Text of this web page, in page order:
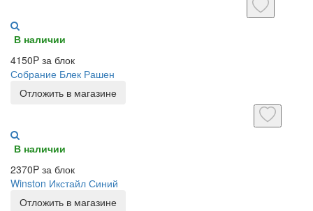
В наличии
4150P за блок
Собрание Блек Рашен
Отложить в магазине
В наличии
2370P за блок
Winston Икстайл Синий
Отложить в магазине